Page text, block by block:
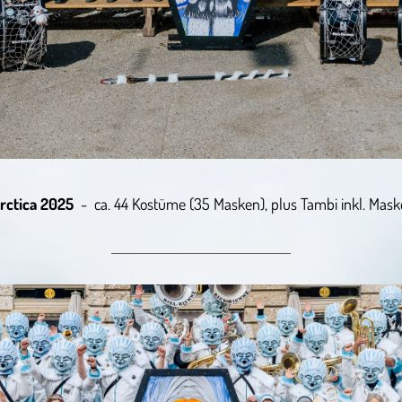
2025 - ca. 44 Kostüme (35 Masken), plus Tambi inkl.